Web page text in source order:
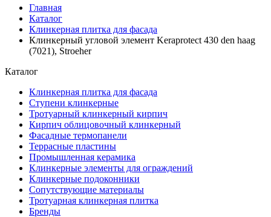
Главная
Каталог
Клинкерная плитка для фасада
Клинкерный угловой элемент Keraprotect 430 den haag
(7021), Stroeher
Каталог
Клинкерная плитка для фасада
Ступени клинкерные
Тротуарный клинкерный кирпич
Кирпич облицовочный клинкерный
Фасадные термопанели
Террасные пластины
Промышленная керамика
Клинкерные элементы для ограждений
Клинкерные подоконники
Сопутствующие материалы
Тротуарная клинкерная плитка
Бренды